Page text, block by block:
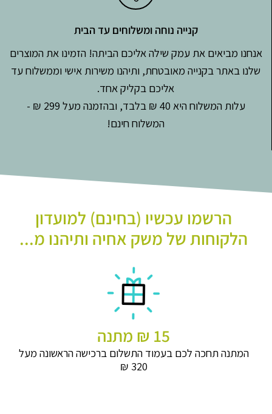
קנייה נוחה ומשלוחים עד הבית
אנחנו מביאים את עמק שילה אליכם הביתה! הזמינו את המוצרים
שלנו באתר בקנייה מאובטחת, ותיהנו משירות אישי וממשלוח עד
אליכם בקליק אחד.
עלות המשלוח היא 40 ₪ בלבד, ובהזמנה מעל 299 ₪ -
המשלוח חינם!
הרשמו עכשיו (בחינם) למועדון
הלקוחות של משק אחיה ותיהנו מ...
15 ₪ מתנה
המתנה תחכה לכם בעמוד התשלום ברכישה הראשונה מעל
320 ₪